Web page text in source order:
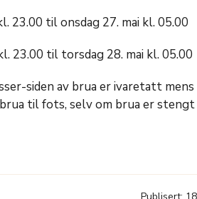
23.00 til onsdag 27. mai kl. 05.00
23.00 til torsdag 28. mai kl. 05.00
siden av brua er ivaretatt
til fots, selv om brua er